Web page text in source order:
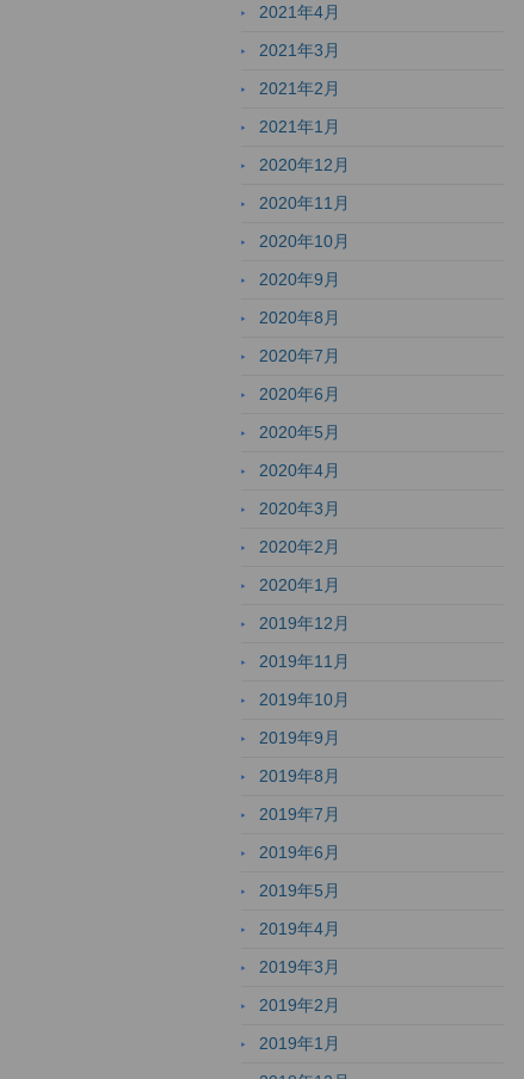
2021年4月
2021年3月
2021年2月
2021年1月
2020年12月
2020年11月
2020年10月
2020年9月
2020年8月
2020年7月
2020年6月
2020年5月
2020年4月
2020年3月
2020年2月
2020年1月
2019年12月
2019年11月
2019年10月
2019年9月
2019年8月
2019年7月
2019年6月
2019年5月
2019年4月
2019年3月
2019年2月
2019年1月